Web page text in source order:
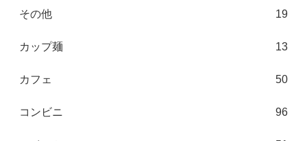
その他 19
カップ麺 13
カフェ 50
コンビニ 96